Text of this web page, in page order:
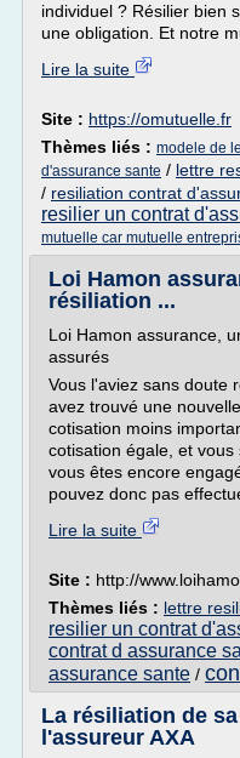
individuel ? Résilier bien
une obligation. Et notre
Lire la suite
Site : https://omutuelle.fr
Thèmes liés : modele de
d'assurance sante / lettre
/ resiliation contrat
resilier un contrat
mutuelle car mutuelle
Loi Hamon
résiliation ...
Loi Hamon assurance,
assurés
Vous l'aviez sans doute
avez trouvé une
cotisation moins
cotisation égale, et vous
vous êtes encore
pouvez donc pas
Lire la suite
Site : http://
Thèmes liés : lettre
resilier un contrat
contrat d assurance
assurance sante /
La résiliation de
l'assureur AXA